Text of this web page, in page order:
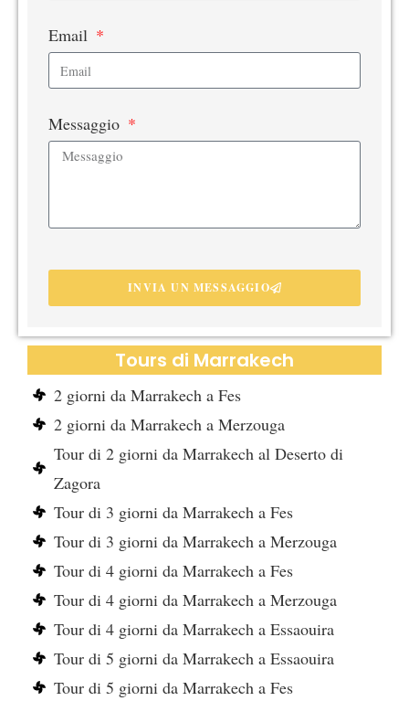
Email
Messaggio
INVIA UN MESSAGGIO
Tours di Marrakech
2 giorni da Marrakech a Fes
2 giorni da Marrakech a Merzouga
Tour di 2 giorni da Marrakech al Deserto di
Zagora
Tour di 3 giorni da Marrakech a Fes
Tour di 3 giorni da Marrakech a Merzouga
Tour di 4 giorni da Marrakech a Fes
Tour di 4 giorni da Marrakech a Merzouga
Tour di 4 giorni da Marrakech a Essaouira
Tour di 5 giorni da Marrakech a Essaouira
Tour di 5 giorni da Marrakech a Fes